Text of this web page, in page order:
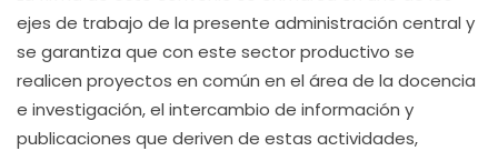
ejes de trabajo de la presente administración central y
se garantiza que con este sector productivo se
realicen proyectos en común en el área de la docencia
e investigación, el intercambio de información y
publicaciones que deriven de estas actividades,